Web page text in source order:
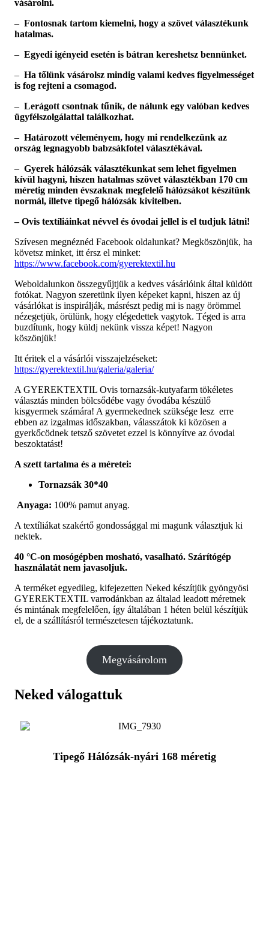
vásárolni.
– Fontosnak tartom kiemelni, hogy a szövet választékunk
hatalmas.
– Egyedi igényeid esetén is bátran kereshetsz bennünket.
– Ha tőlünk vásárolsz mindig valami kedves figyelmességet
is fog rejteni a csomagod.
– Lerágott csontnak tűnik, de nálunk egy valóban kedves
ügyfélszolgálattal találkozhat.
– Határozott véleményem, hogy mi rendelkezünk az
ország legnagyobb babzsákfotel választékával.
– Gyerek hálózsák választékunkat sem lehet figyelmen
kívül hagyni, hiszen hatalmas szövet választékban 170 cm
méretig minden évszaknak megfelelő hálózsákot készítünk
normál, illetve tipegő hálózsák kivitelben.
– Ovis textíliáinkat névvel és óvodai jellel is el tudjuk látni!
Szívesen megnéznéd Facebook oldalunkat? Megköszönjük, ha
követsz minket, itt érsz el minket:
https://www.facebook.com/gyerektextil.hu
Weboldalunkon összegyűjtjük a kedves vásárlóink által küldött
fotókat. Nagyon szeretünk ilyen képeket kapni, hiszen az új
vásárlókat is inspirálják, másrészt pedig mi is nagy örömmel
nézegetjük, örülünk, hogy elégedettek vagytok. Téged is arra
buzdítunk, hogy küldj nekünk vissza képet! Nagyon
köszönjük!
Itt éritek el a vásárlói visszajelzéseket:
https://gyerektextil.hu/galeria/galeria/
A GYEREKTEXTIL Ovis tornazsák-kutyafarm tökéletes
választás minden bölcsődébe vagy óvodába készülő
kisgyermek számára! A gyermekednek szüksége lesz erre
ebben az izgalmas időszakban, válasszátok ki közösen a
gyerkőcödnek tetsző szövetet ezzel is könnyítve az óvodai
beszoktatást!
A szett tartalma és a méretei:
Tornazsák 30*40
Anyaga: 100% pamut anyag.
A textíliákat szakértő gondossággal mi magunk választjuk ki
nektek.
40 °C-on mosógépben mosható, vasalható. Szárítógép
használatát nem javasoljuk.
A terméket egyedileg, kifejezetten Neked készítjük gyöngyösi
GYEREKTEXTIL varrodánkban az általad leadott méretnek
és mintának megfelelően, így általában 1 héten belül készítjük
el, de a szállításról természetesen tájékoztatunk.
Megvásárolom
Neked válogattuk
Tipegő Hálózsák-nyári 168 méretig